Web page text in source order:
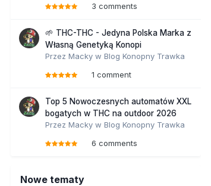
3 comments
🌱 THC-THC - Jedyna Polska Marka z
Własną Genetyką Konopi
Przez Macky w Blog Konopny Trawka
1 comment
Top 5 Nowoczesnych automatów XXL
bogatych w THC na outdoor 2026
Przez Macky w Blog Konopny Trawka
6 comments
Nowe tematy